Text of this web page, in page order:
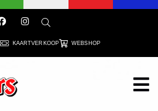
KAARTVERKOOP WEBSHOP